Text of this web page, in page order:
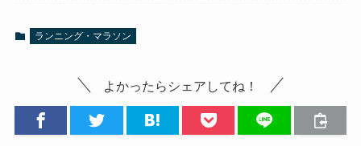
ランニング・マラソン
よかったらシェアしてね！